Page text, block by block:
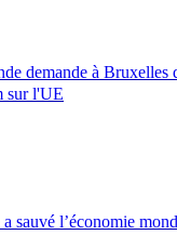
demande à Bruxelles
sur l'UE
sauvé l’économie